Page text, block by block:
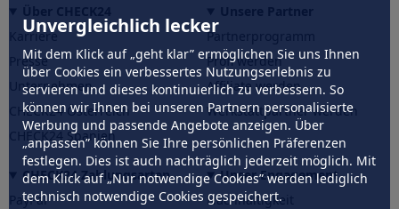
Unvergleichlich lecker
Mit dem Klick auf „geht klar” ermöglichen Sie uns Ihnen
über Cookies ein verbessertes Nutzungserlebnis zu
servieren und dieses kontinuierlich zu verbessern. So
können wir Ihnen bei unseren Partnern personalisierte
Werbung und passende Angebote anzeigen. Über
„anpassen” können Sie Ihre persönlichen Präferenzen
festlegen. Dies ist auch nachträglich jederzeit möglich. Mit
dem Klick auf „Nur notwendige Cookies” werden lediglich
technisch notwendige Cookies gespeichert.
Karriere
Presse
Unternehmen
CHECK24 Österreich
CHECK24 Spanien
Partnerprogramm
Profi werden
Affiliate werden
Werkstattpartner werden
CHECK24 Zahlungsarten
PayPal
Unser Engagement
Nachhaltigkeit